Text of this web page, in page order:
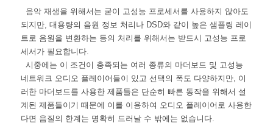
음악 재생을 위해서는 굳이 고성능 프로세서를 사용하지 않아도
되지만, 대용량의 음원 정보 처리나 DSD와 같이 높은 샘플링 레이
트로 음원을 변환하는 등의 처리를 위해서는 받드시 고성능 프로
세서가 필요합니다.
시중에는 이 조건이 충족되는 여러 종류의 마더보드 및 고성능
네트워크 오디오 플레이어들이 있고 선택의 폭도 다양하지만, 이
러한 마더보드를 사용한 제품들은 단순히 빠른 동작을 위해서 설
계된 제품들이기 때문에 이를 이용하여 오디오 플레이어로 사용한
다면 음질의 한계는 명확히 드러날 수 밖에는 없습니다.